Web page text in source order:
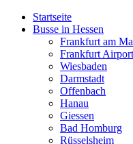
Startseite
Busse in Hessen
Frankfurt am
Frankfurt Airport
Wiesbaden
Darmstadt
Offenbach
Hanau
Giessen
Bad Homburg
Rüsselsheim